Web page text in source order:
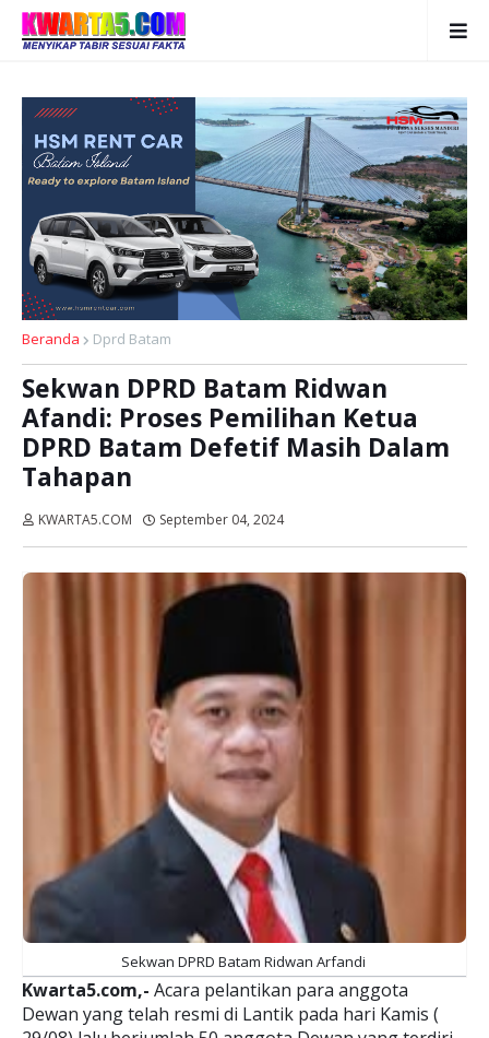
Beranda Dprd Batam
Sekwan DPRD Batam Ridwan
Afandi: Proses Pemilihan Ketua
DPRD Batam Defetif Masih Dalam
Tahapan
KWARTA5.COM September 04, 2024
Sekwan DPRD Batam Ridwan Arfandi
Kwarta5.com,- Acara pelantikan para anggota
Dewan yang telah resmi di Lantik pada hari Kamis (